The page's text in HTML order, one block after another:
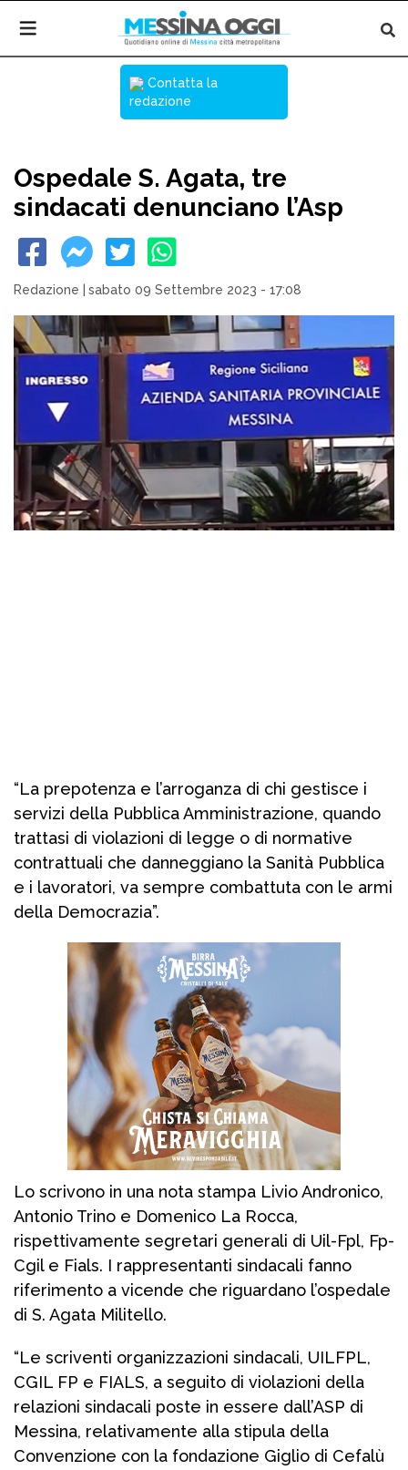
Contatta la
redazione
Ospedale S. Agata, tre
sindacati denunciano l’Asp
Redazione sabato 09 Settembre 2023 - 17:08
“La prepotenza e l’arroganza di chi gestisce i
servizi della Pubblica Amministrazione, quando
trattasi di violazioni di legge o di normative
contrattuali che danneggiano la Sanità Pubblica
e i lavoratori, va sempre combattuta con le armi
della Democrazia”.
Lo scrivono in una nota stampa Livio Andronico,
Antonio Trino e Domenico La Rocca,
rispettivamente segretari generali di Uil-Fpl, Fp-
Cgil e Fials. I rappresentanti sindacali fanno
riferimento a vicende che riguardano l’ospedale
di S. Agata Militello.
“Le scriventi organizzazioni sindacali, UILFPL,
CGIL FP e FIALS, a seguito di violazioni della
relazioni sindacali poste in essere dall’ASP di
Messina, relativamente alla stipula della
Convenzione con la fondazione Giglio di Cefalù